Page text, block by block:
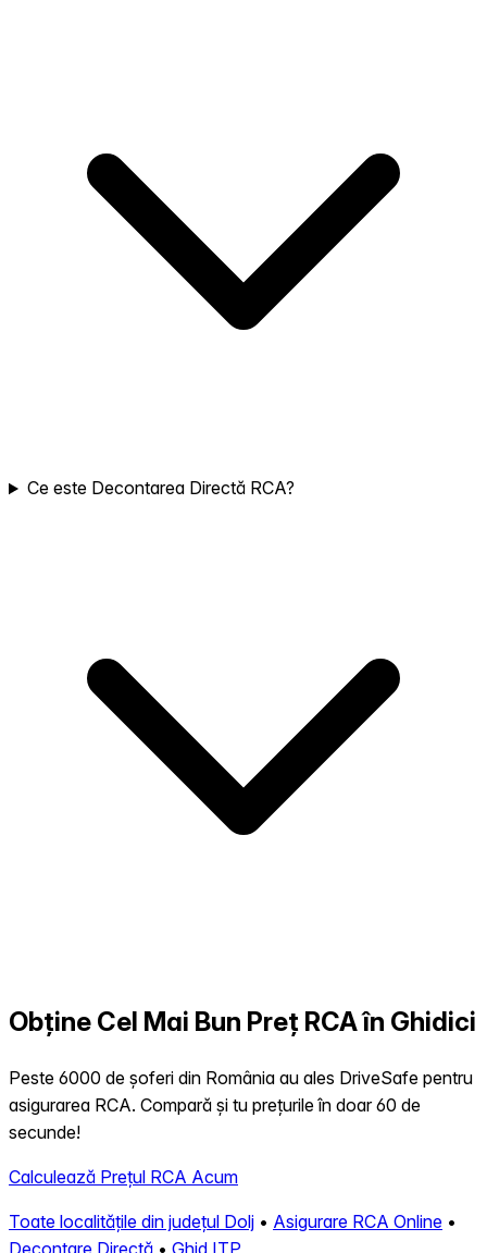
Ce este Decontarea Directă RCA?
Obține Cel Mai Bun Preț RCA în Ghidici
Peste 6000 de șoferi din România au ales DriveSafe pentru
asigurarea RCA. Compară și tu prețurile în doar 60 de
secunde!
Calculează Prețul RCA Acum
Toate localitățile din județul Dolj • Asigurare RCA Online •